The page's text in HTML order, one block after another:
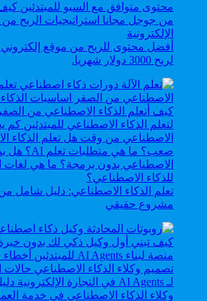
أفضل محتوى للربح من موقع
لربح 3000 دولار شهريا.
تعلم الذكاء الاصطناعي: دليل شامل
مشروع حقيقي